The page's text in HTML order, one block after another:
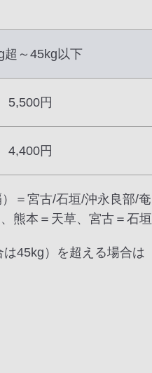
超～45kg以下
5,500円
4,400円
＝宮古/石垣/沖永良部/奄
熊本＝天草、宮古＝石垣
45kg）を超える場合は